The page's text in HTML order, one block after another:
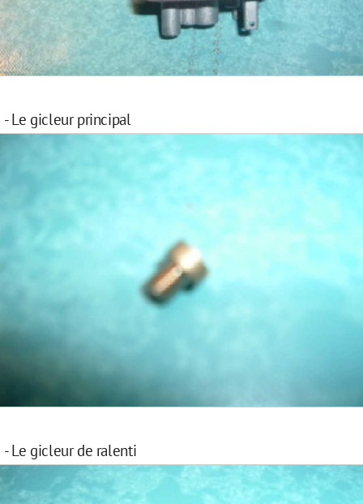
- Le gicleur principal
- Le gicleur de ralenti